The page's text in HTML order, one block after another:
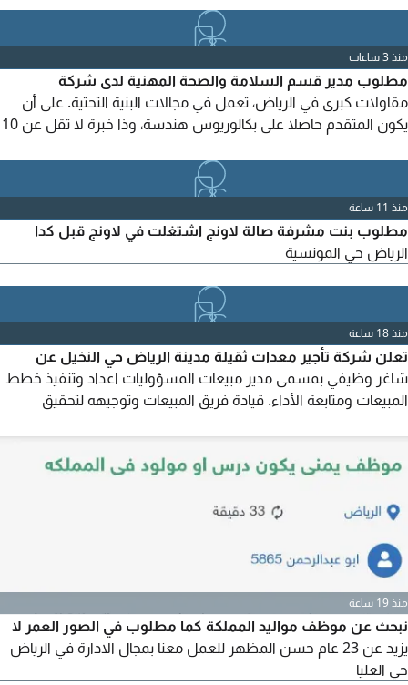
منذ 3 ساعات
مطلوب مدير قسم السلامة والصحة المهنية لدى شركة
مقاولات كبرى في الرياض، تعمل في مجالات البنية التحتية. على أن
يكون المتقدم حاصلا على بكالوريوس هندسة، وذا خبرة لا تقل عن 10
وسبق له العمل كمدير لقسم السلامة. كما يجب أن يكون قادرا على
اعداد الخطط والسياسات وتعميمها على مواقع العمل، وتقييم الأداء
ومراقبة الأعمال والمخالفات. علما بأن مقر العمل
منذ 11 ساعة
مطلوب بنت مشرفة صالة لاونج اشتغلت في لاونج قبل كدا
الرياض حي المونسية
منذ 18 ساعة
تعلن شركة تأجير معدات ثقيلة مدينة الرياض حي النخيل عن
شاغر وظيفي بمسمى مدير مبيعات المسؤوليات اعداد وتنفيذ خطط
المبيعات ومتابعة الأداء. قيادة فريق المبيعات وتوجيهه لتحقيق
الفنية والتشغيلية. الشروط خبرة لا تقل عن 7 سنوات في المجال
منذ 19 ساعة
نبحث عن موظف مواليد المملكة كما مطلوب في الصور العمر لا
يزيد عن 23 عام حسن المظهر للعمل معنا بمجال الادارة في الرياض
حي العليا